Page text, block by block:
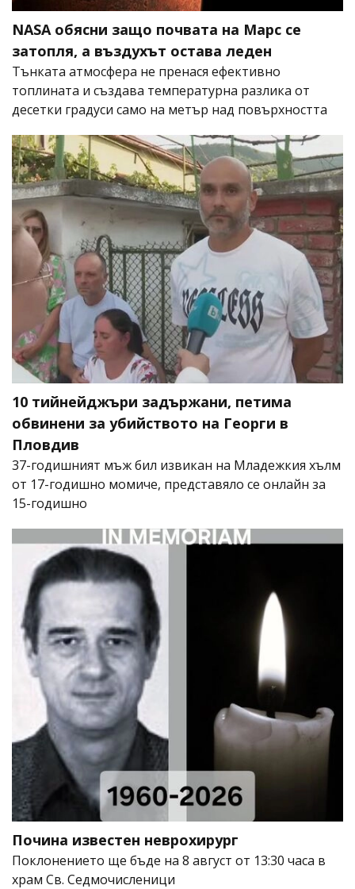
NASA обясни защо почвата на Марс се
затопля, а въздухът остава леден
Тънката атмосфера не пренася ефективно
топлината и създава температурна разлика от
десетки градуси само на метър над повърхността
10 тийнейджъри задържани, петима
обвинени за убийството на Георги в
Пловдив
37-годишният мъж бил извикан на Младежкия хълм
от 17-годишно момиче, представяло се онлайн за
15-годишно
Почина известен неврохирург
Поклонението ще бъде на 8 август от 13:30 часа в
храм Св. Седмочисленици